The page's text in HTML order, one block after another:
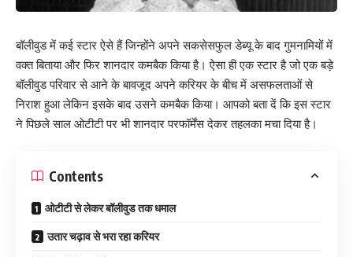
बॉलीवुड में कई स्टार ऐसे हैं जिन्होंने अपने सकसेसफुल डेब्यू के बाद गुमनामियों में
वक्त बिताया और फिर शानदार कमबैक किया है। ऐसा ही एक स्टार है जो एक बड़े
बॉलीवुड परिवार से आने के बावजूद अपने करियर के बीच में असफलताओं से
निराश हुआ लेकिन इसके बाद उसने कमबैक किया। आपको बता दें कि इस स्टार
ने पिछले साल ओटीटी पर भी शानदार परफॉर्मेंस देकर तहलका मचा दिया है।
Contents
ओटीटी से लेकर बॉलीवुड तक धमाल
उतार चढ़ाव से भरा रहा करियर